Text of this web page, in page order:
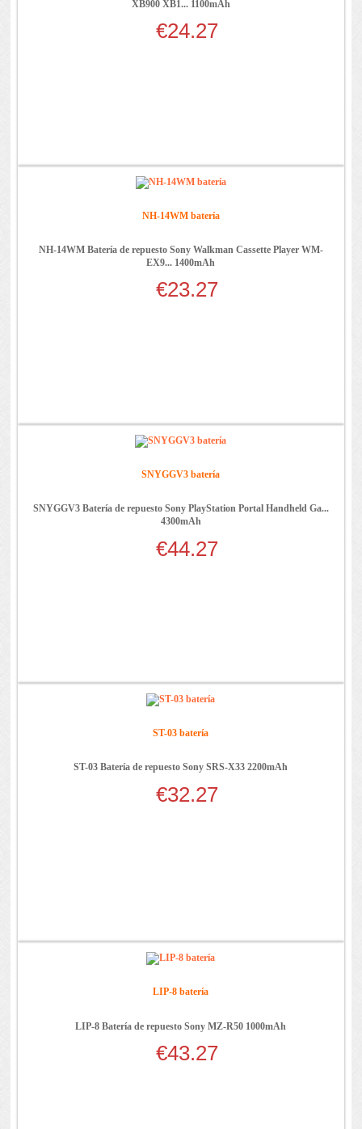
XB900 XB1... 1100mAh
€24.27
NH-14WM batería
NH-14WM Batería de repuesto Sony Walkman Cassette Player WM-
EX9... 1400mAh
€23.27
SNYGGV3 batería
SNYGGV3 Batería de repuesto Sony PlayStation Portal Handheld Ga...
4300mAh
€44.27
ST-03 batería
ST-03 Batería de repuesto Sony SRS-X33 2200mAh
€32.27
LIP-8 batería
LIP-8 Batería de repuesto Sony MZ-R50 1000mAh
€43.27